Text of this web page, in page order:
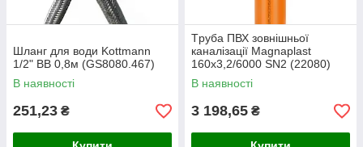
Шланг для води Kottmann
1/2" ВВ 0,8м (GS8080.467)
В наявності
251,23 ₴
Tруба ПВХ зовнішньої
каналізації Magnaplast
160x3,2/6000 SN2 (22080)
В наявності
3 198,65 ₴